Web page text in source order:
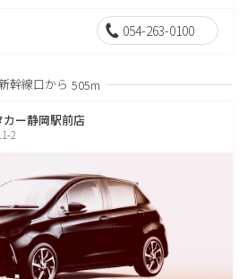
054-263-0100
幹線口から 505m
ー静岡駅前店
2